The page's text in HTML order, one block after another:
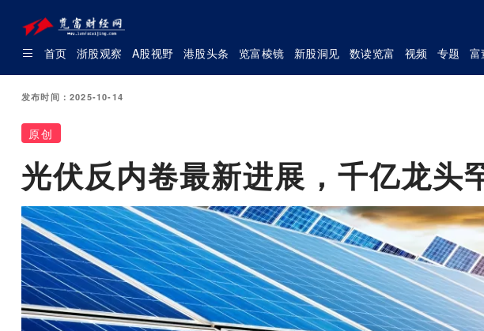
首页 浙股观察 A股视野 港股头条 览富棱镜 新股洞见 数读览富 视频 专题 富
发布时间：2025-10-14
原创
光伏反内卷最新进展，千亿龙头